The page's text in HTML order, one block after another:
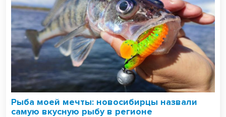
Рыба моей мечты: новосибирцы назвали
самую вкусную рыбу в регионе